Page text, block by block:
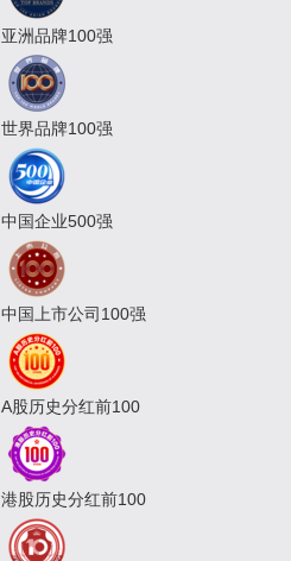
亚洲品牌100强
世界品牌100强
中国企业500强
中国上市公司100强
A股历史分红前100
港股历史分红前100